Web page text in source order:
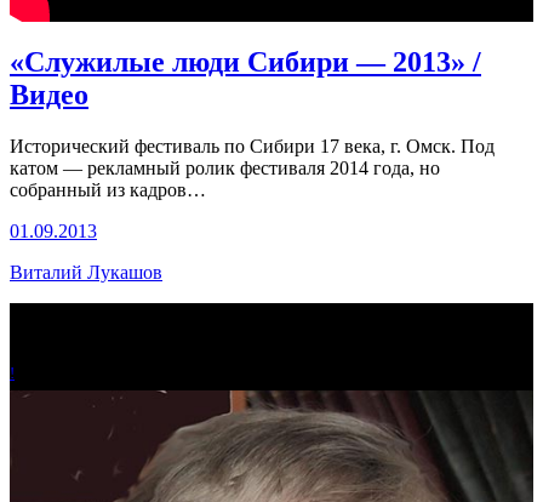
«Служилые люди Сибири — 2013» /
Видео
Исторический фестиваль по Сибири 17 века, г. Омск. Под
катом — рекламный ролик фестиваля 2014 года, но
собранный из кадров…
01.09.2013
Виталий Лукашов
!